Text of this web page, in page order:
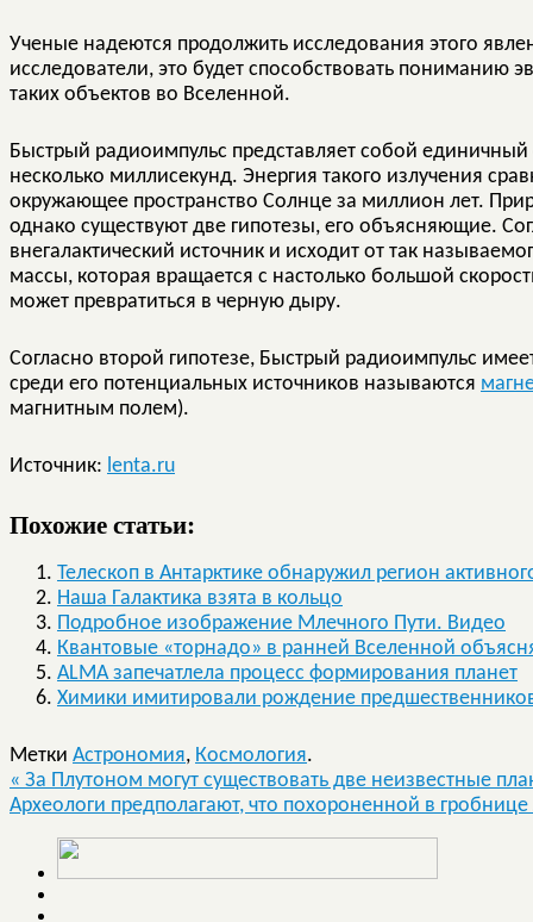
Ученые надеются продолжить исследования этого
исследователи, это будет способствовать пониманию
таких объектов во Вселенной.
Быстрый радиоимпульс представляет собой
несколько миллисекунд. Энергия такого излучения
окружающее пространство Солнце за миллион лет.
однако существуют две гипотезы, его объясняющие.
внегалактический источник и исходит от так
массы, которая вращается с настолько большой
может превратиться в черную дыру.
Согласно второй гипотезе, Быстрый радиоимпульс
среди его потенциальных источников называются
магнитным полем).
Источник: lenta.ru
Похожие статьи:
Телескоп в Антарктике обнаружил регион
Наша Галактика взята в кольцо
Подробное изображение Млечного Пути. Видео
Квантовые «торнадо» в ранней Вселенной
ALMA запечатлела процесс формирования планет
Химики имитировали рождение
Метки Астрономия, Космология.
« За Плутоном могут существовать две неизвестные
Археологи предполагают, что похороненной в